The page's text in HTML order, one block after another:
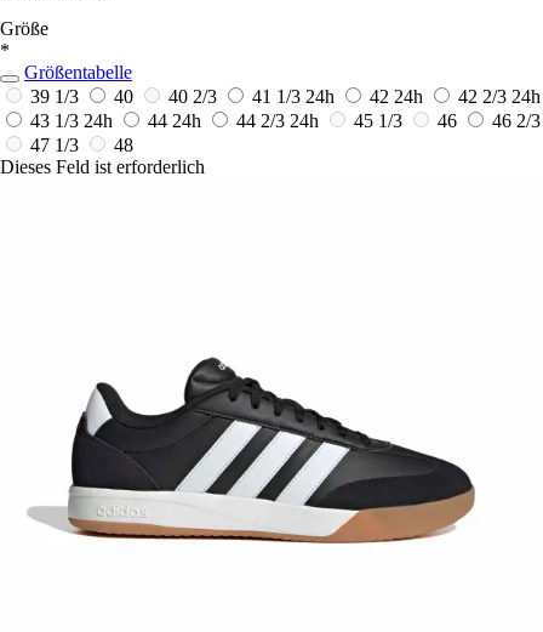
Größe
*
Größentabelle
39 1/3
40 40 2/3 41 1/3 24h 42 24h 42 2/3 24h
43 1/3 24h 44 24h 44 2/3 24h 45 1/3 46
46 2/3
47 1/3
48
Dieses Feld ist erforderlich